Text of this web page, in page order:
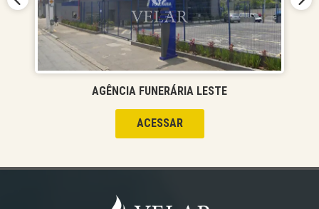
AGÊNCIA FUNERÁRIA LESTE
ACESSAR